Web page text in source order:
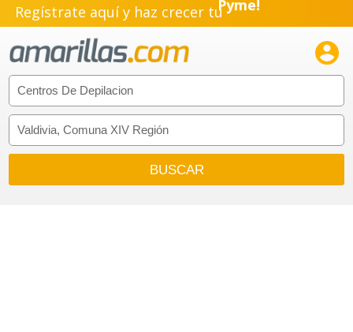
Regístrate aquí y haz crecer tuEmprendimiento!
